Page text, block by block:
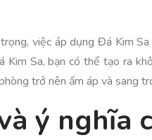
việc áp dụng Đá Kim
Sa, bạn có thể tạo ra
trở nên ấm áp và sang
ý nghĩa